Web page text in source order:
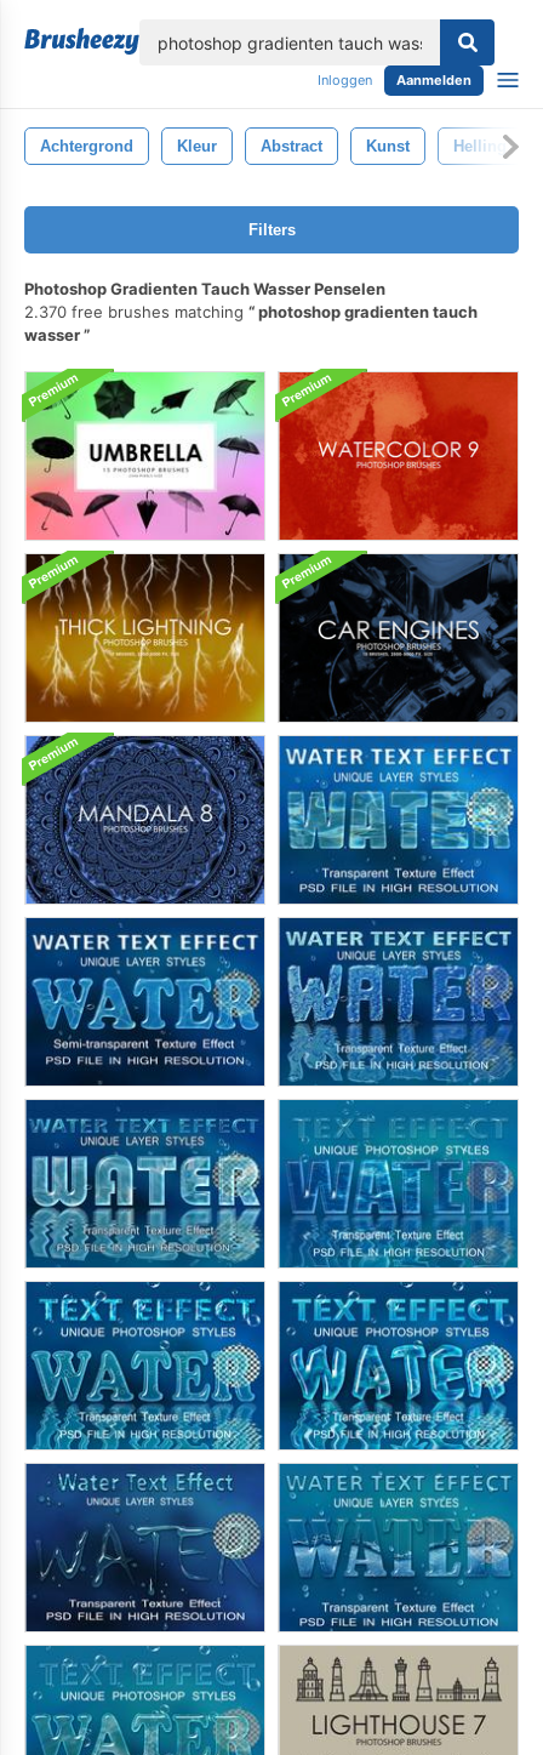
Inloggen Aanmelden
Achtergrond Kleur Abstract Kunst Helling
Filters
Photoshop Gradienten Tauch Wasser Penselen
2.370 free brushes matching
photoshop gradienten tauch
wasser